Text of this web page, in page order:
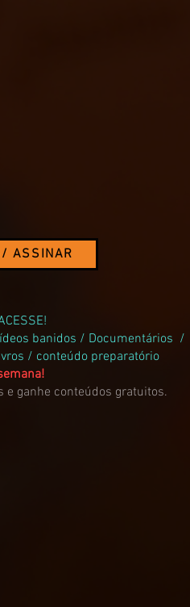
ASSINAR
banidos / Documentários /
/ conteúdo preparatório
ganhe conteúdos gratuitos.